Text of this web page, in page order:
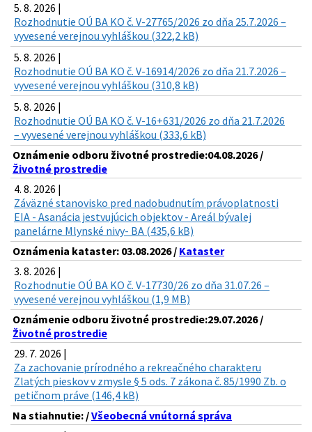
5. 8. 2026 |
Rozhodnutie OÚ BA KO č. V-27765/2026 zo dňa 25.7.2026 –
vyvesené verejnou vyhláškou (322,2 kB)
5. 8. 2026 |
Rozhodnutie OÚ BA KO č. V-16914/2026 zo dňa 21.7.2026 –
vyvesené verejnou vyhláškou (310,8 kB)
5. 8. 2026 |
Rozhodnutie OÚ BA KO č. V-16+631/2026 zo dňa 21.7.2026
– vyvesené verejnou vyhláškou (333,6 kB)
Oznámenie odboru životné prostredie:04.08.2026 /
Životné prostredie
4. 8. 2026 |
Záväzné stanovisko pred nadobudnutím právoplatnosti
EIA - Asanácia jestvujúcich objektov - Areál bývalej
panelárne Mlynské nivy- BA (435,6 kB)
Oznámenia kataster: 03.08.2026 / Kataster
3. 8. 2026 |
Rozhodnutie OÚ BA KO č. V-17730/26 zo dňa 31.07.26 –
vyvesené verejnou vyhláškou (1,9 MB)
Oznámenie odboru životné prostredie:29.07.2026 /
Životné prostredie
29. 7. 2026 |
Za zachovanie prírodného a rekreačného charakteru
Zlatých pieskov v zmysle § 5 ods. 7 zákona č. 85/1990 Zb. o
petičnom práve (146,4 kB)
Na stiahnutie: /Všeobecná vnútorná správa